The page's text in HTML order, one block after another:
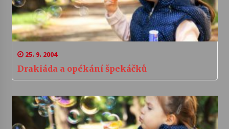
25. 9. 2004
Drakiáda a opékání špekáčků